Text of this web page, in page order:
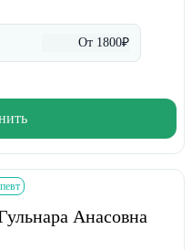
От 1800₽
Анасовна